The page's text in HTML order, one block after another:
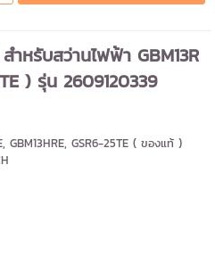
ำหรับสว่านไฟฟ้า GBM13R
) รุ่น 2609120339
GBM13HRE, GSR6-25TE ( ของแท้ )